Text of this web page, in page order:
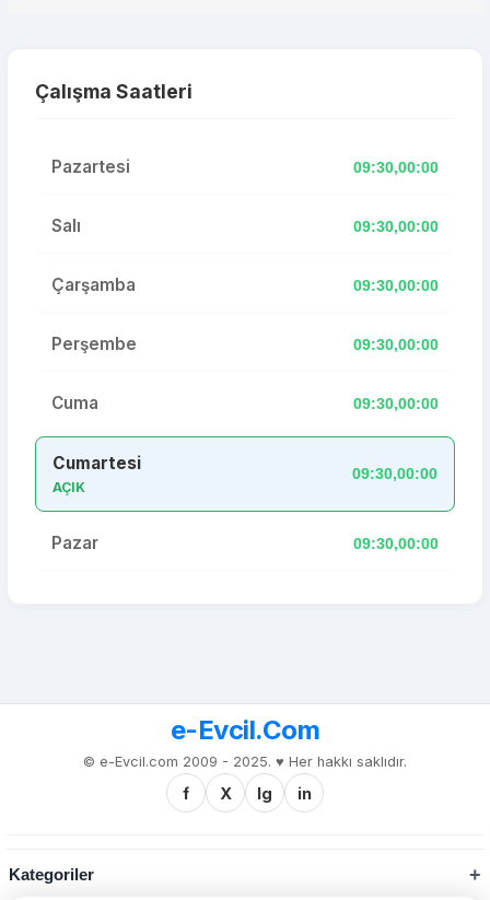
Çalışma Saatleri
Pazartesi 09:30,00:00
Salı 09:30,00:00
Çarşamba 09:30,00:00
Perşembe 09:30,00:00
Cuma 09:30,00:00
Cumartesi
AÇIK
09:30,00:00
Pazar 09:30,00:00
e-Evcil.Com
© e-Evcil.com 2009 - 2025. ♥️ Her hakkı saklıdır.
f X Ig in
Kategoriler